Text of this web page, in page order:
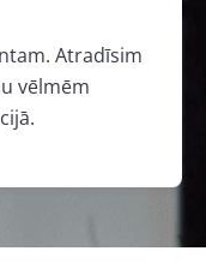
Atradīsim
vēlmēm